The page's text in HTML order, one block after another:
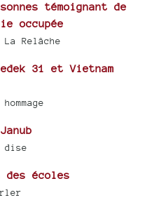
témoignant de
occupée
Relâche
31 et Vietnam
dise
écoles